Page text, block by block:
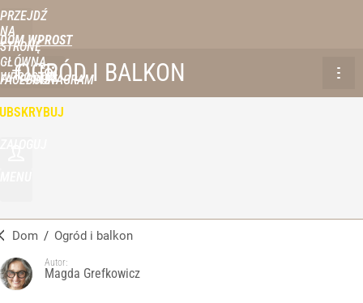
PRZEJDŹ
NA
STRONĘ
GŁÓWNĄ
WPROST.PL
DOM WPROST
FACEBOOKINSTAGRAM
OGRÓD I BALKON
Dom / Ogród i balkon
Autor:
Magda Grefkowicz